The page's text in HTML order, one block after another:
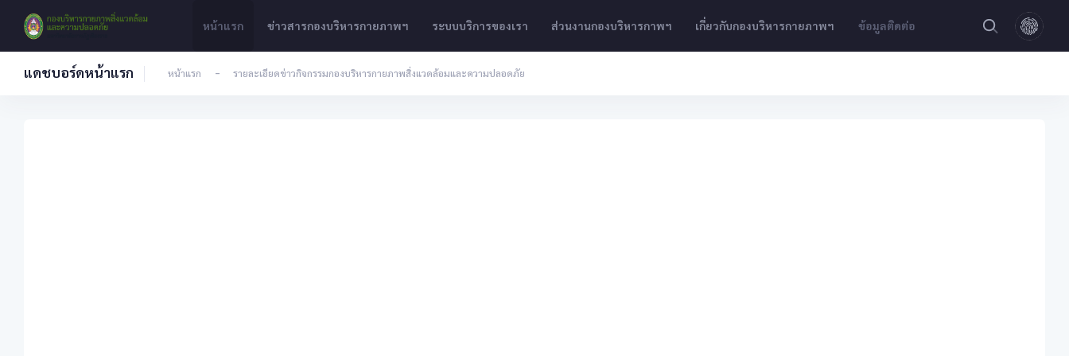
หน้าแรก ข่าวสารกองบริหารกายภาพฯ ระบบบริการของเรา ส่วนงานกองบริหารกาพฯ เกี่ยวกับกองบริหารกายภาพฯ ข้อมูลติดต่อ
แดชบอร์ดหน้าแรก หน้าแรก - รายละเอียดข่าวกิจกรรมกองบริหารกายภาพสิ่งแวดล้อมและความปลอดภัย